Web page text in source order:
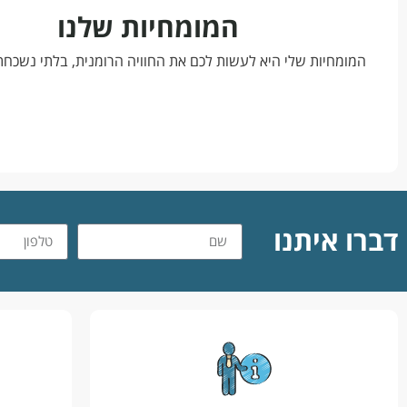
המומחיות שלנו
המומחיות שלי היא לעשות לכם את החוויה הרומנית, בלתי
דברו איתנו